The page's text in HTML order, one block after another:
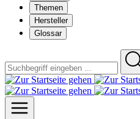
Themen
Hersteller
Glossar